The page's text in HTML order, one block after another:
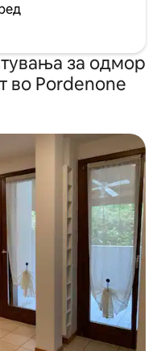
за одмор
во Pordenone